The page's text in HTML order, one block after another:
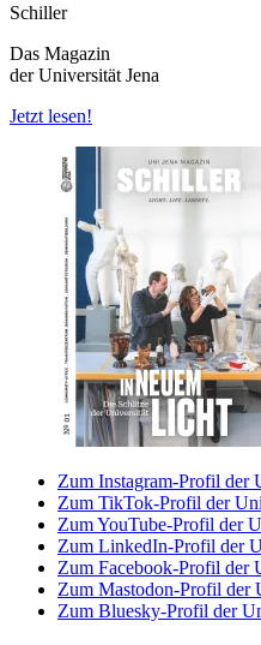
Schiller
Das Magazin
der Universität Jena
Jetzt lesen!
Zum Instagram-Profil der
Zum TikTok-Profil der
Zum YouTube-Profil der
Zum LinkedIn-Profil der
Zum Facebook-Profil der
Zum Mastodon-Profil der
Zum Bluesky-Profil der